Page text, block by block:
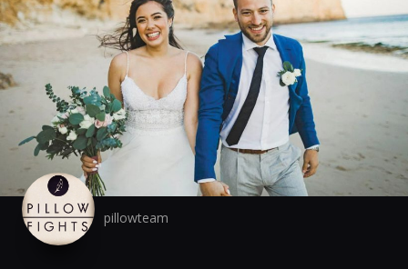
pillowteam